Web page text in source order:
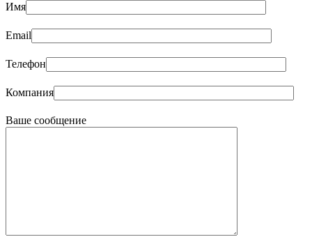
Имя
Email
Телефон
Компания
Ваше сообщение